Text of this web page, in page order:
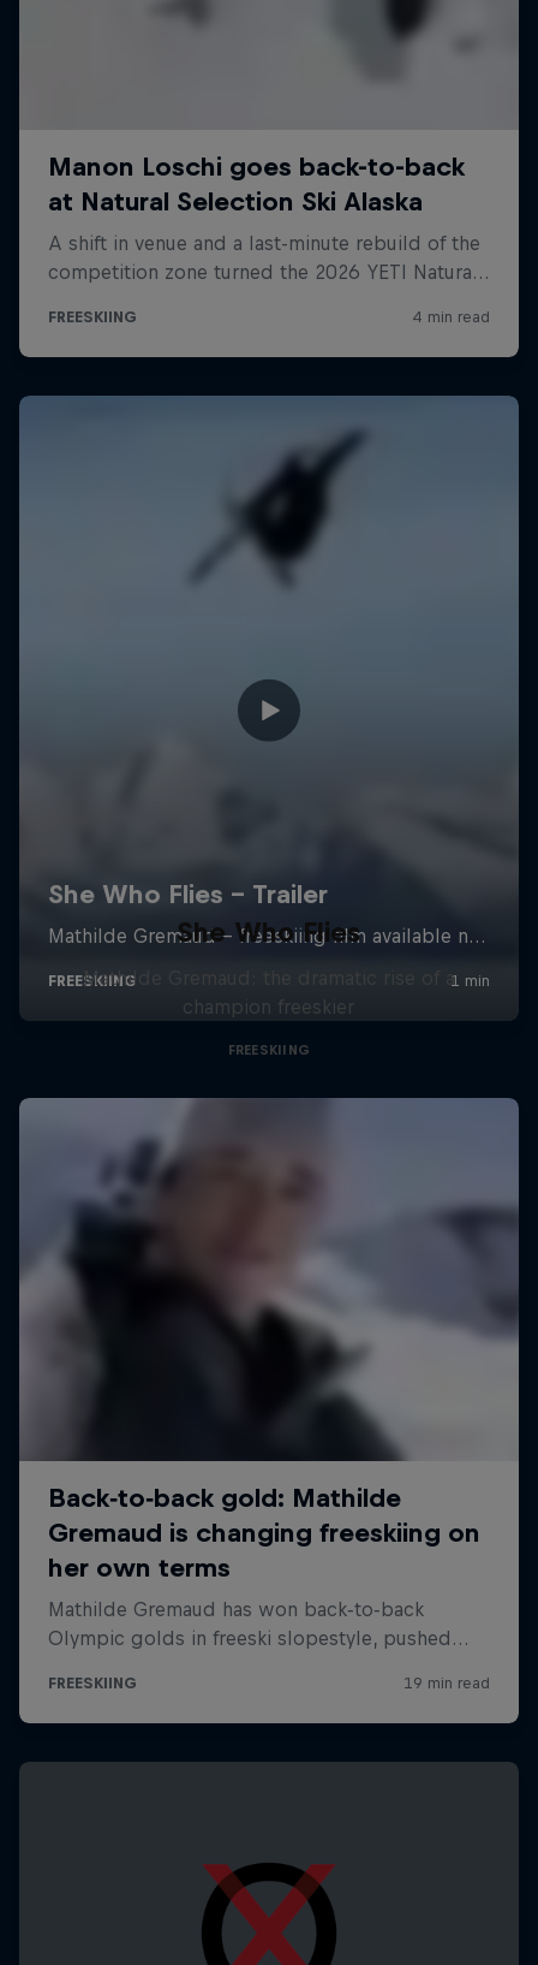
She Who Flies
Mathilde Gremaud: the dramatic rise of a
champion freeskier
FREESKIING